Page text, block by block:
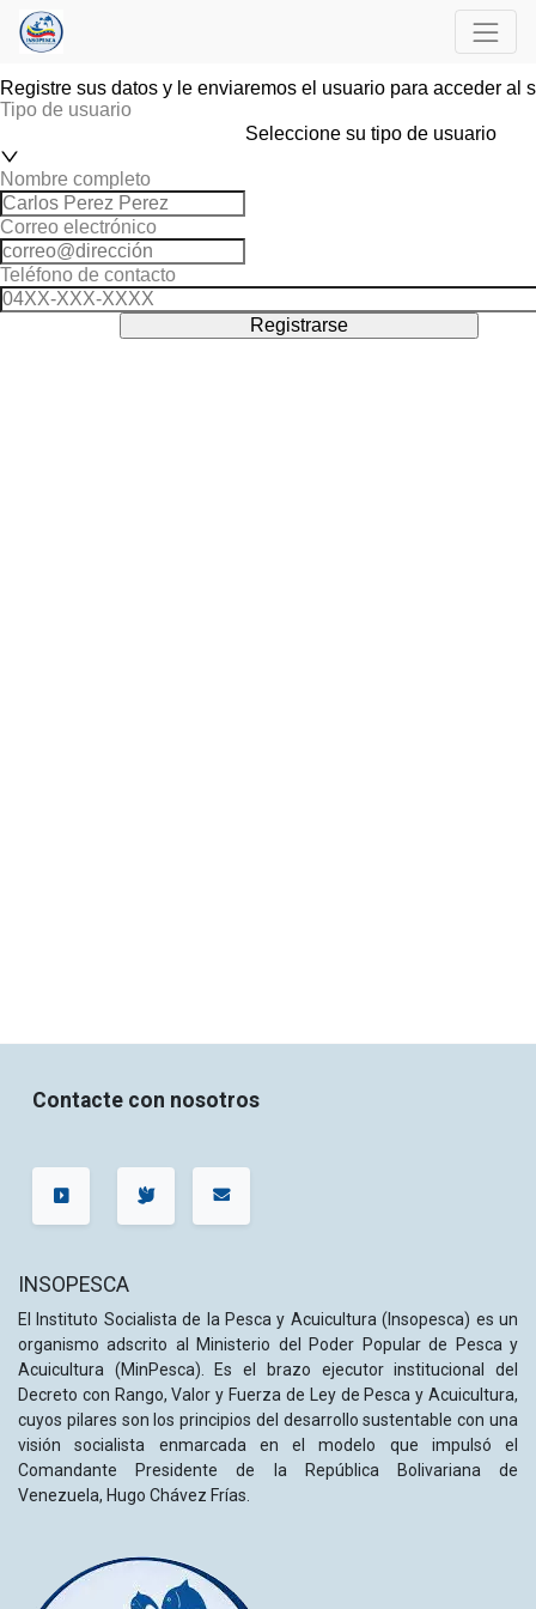
Contacte con nosotros
INSOPESCA
El Instituto Socialista de la Pesca y Acuicultura (Insopesca) es un
organismo adscrito al Ministerio del Poder Popular de Pesca y
Acuicultura (MinPesca). Es el brazo ejecutor institucional del
Decreto con Rango, Valor y Fuerza de Ley de Pesca y Acuicultura,
cuyos pilares son los principios del desarrollo sustentable con una
visión socialista enmarcada en el modelo que impulsó el
Comandante Presidente de la República Bolivariana de
Venezuela, Hugo Chávez Frías.